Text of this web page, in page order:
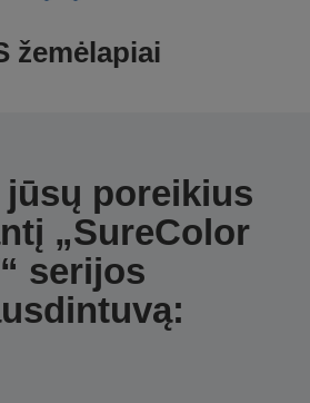
žemėlapiai
jūsų poreikius
„SureColor
serijos